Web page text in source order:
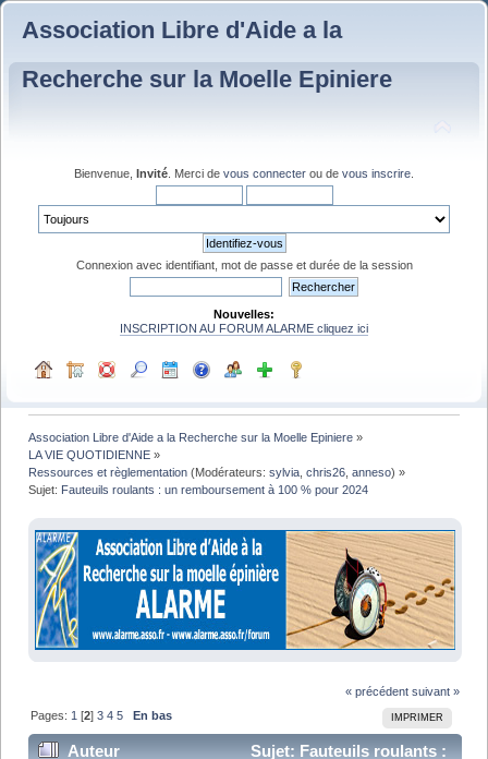
Association Libre d'Aide a la
Recherche sur la Moelle Epiniere
Bienvenue, Invité . Merci de vous connecter ou de vous inscrire
Connexion avec identifiant, mot de passe et durée de la session
Nouvelles:
INSCRIPTION AU FORUM ALARME cliquez ici
Association Libre d'Aide a la Recherche sur la Moelle Epiniere »
LA VIE QUOTIDIENNE »
Ressources et règlementation (Modérateurs:sylvia ,chris26 ,anneso) »
Sujet: Fauteuils roulants : un remboursement à 100 % pour 2024
« précédent suivant »
IMPRIMER
Pages: 1 [2]3 4 5 En bas
Auteur
Sujet: Fauteuils roulants :